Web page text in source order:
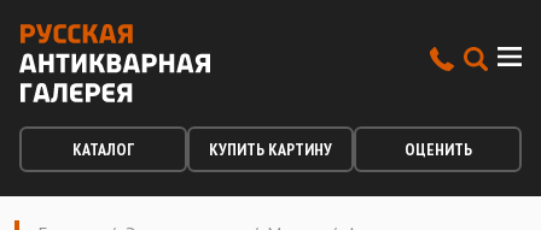
КАТАЛОГ КУПИТЬ КАРТИНУ ОЦЕНИТЬ